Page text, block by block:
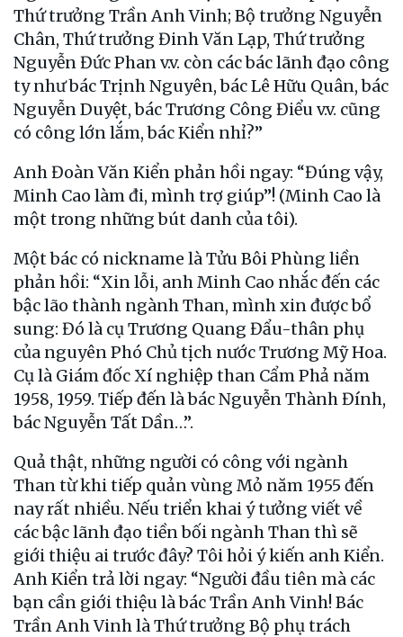
Thứ trưởng Trần Anh Vinh; Bộ trưởng Nguyễn
Chân, Thứ trưởng Đinh Văn Lạp, Thứ trưởng
Nguyễn Đức Phan v.v. còn các bác lãnh đạo công
ty như bác Trịnh Nguyên, bác Lê Hữu Quân, bác
Nguyễn Duyệt, bác Trương Công Điểu v.v. cũng
có công lớn lắm, bác Kiển nhỉ?”
Anh Đoàn Văn Kiển phản hồi ngay: “Đúng vậy,
Minh Cao làm đi, mình trợ giúp”! (Minh Cao là
một trong những bút danh của tôi).
Một bác có nickname là Tửu Bôi Phùng liền
phản hồi: “Xin lỗi, anh Minh Cao nhắc đến các
bậc lão thành ngành Than, mình xin được bổ
sung: Đó là cụ Trương Quang Đẩu-thân phụ
của nguyên Phó Chủ tịch nước Trương Mỹ Hoa.
Cụ là Giám đốc Xí nghiệp than Cẩm Phả năm
1958, 1959. Tiếp đến là bác Nguyễn Thành Đính,
bác Nguyễn Tất Dần…”.
Quả thật, những người có công với ngành
Than từ khi tiếp quản vùng Mỏ năm 1955 đến
nay rất nhiều. Nếu triển khai ý tưởng viết về
các bậc lãnh đạo tiền bối ngành Than thì sẽ
giới thiệu ai trước đây? Tôi hỏi ý kiến anh Kiển.
Anh Kiển trả lời ngay: “Người đầu tiên mà các
bạn cần giới thiệu là bác Trần Anh Vinh! Bác
Trần Anh Vinh là Thứ trưởng Bộ phụ trách